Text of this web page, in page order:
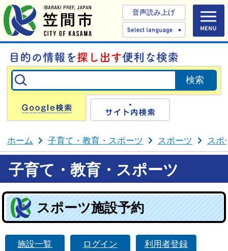
音声読み上げ
Select
Google検索
ホーム 子育て・教育・スポーツ スポーツ スポ
子育て・教育・スポーツ
スポーツ施設予約
施設一覧 ログイン 利用者登録